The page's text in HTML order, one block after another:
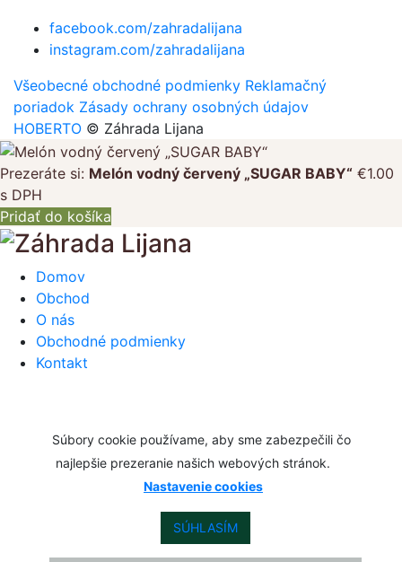
facebook.com/zahradalijana
instagram.com/zahradalijana
Všeobecné obchodné podmienky Reklamačný
poriadok Zásady ochrany osobných údajov
HOBERTO © Záhrada Lijana
Prezeráte si: Melón vodný červený „SUGAR BABY“ €1.00
s DPH
Pridať do košíka
Domov
Obchod
O nás
Obchodné podmienky
Kontakt
Súbory cookie používame, aby sme zabezpečili čo
najlepšie prezeranie našich webových stránok.
Nastavenie cookies
SÚHLASÍM